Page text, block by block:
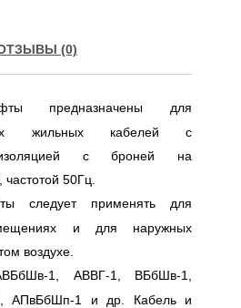
(0)
предназначены для
х жильных кабелей с
изоляцией с броней на
50Гц.
следует применять для
и для наружных
воздухе.
1, АВВГ-1, ВБбШв-1,
АПвБбШп-1 и др. Кабель и